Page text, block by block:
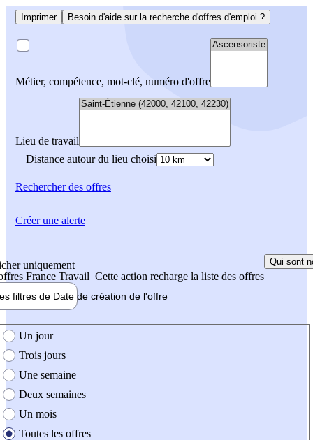
Imprimer Besoin d'aide sur la recherche d'offres d'emploi ?
Métier, compétence, mot-clé, numéro d'offre
Lieu de travail
Distance autour du lieu choisi
Rechercherdes offres
uniquement
France Travail Cette action recharge la liste des offres
Qui sont
filtres de Date de création de l'offre
création de l'offre
Un jour
Trois jours
Une semaine
Deux semaines
Un mois
Toutes les offres
Créer une alerte